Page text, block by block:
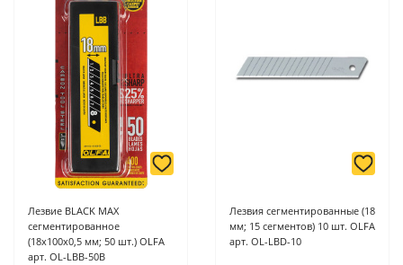
Лезвие BLACK MAX
сегментированное
(18х100х0,5 мм; 50 шт.) OLFA
арт. OL-LBB-50B
Лезвия сегментированные (18
мм; 15 сегментов) 10 шт. OLFA
арт. OL-LBD-10